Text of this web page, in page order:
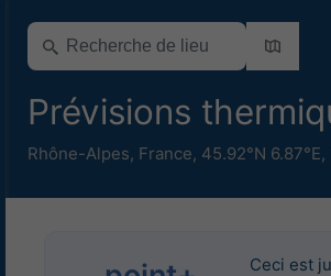
Prévisions
Rhône-Alpes, France, 45.92°N 6.87°E,
Ceci est